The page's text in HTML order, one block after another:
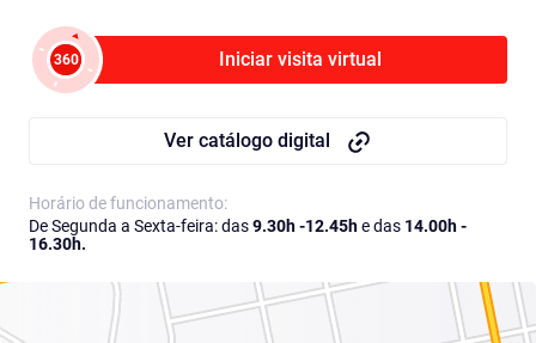
360 Iniciar visita virtual
Ver catálogo digital
Horário de funcionamento:
De Segunda a Sexta-feira: das9.30h -12.45he das 14.00h -
16.30h.